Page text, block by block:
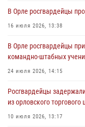
Жительница Мценска
31 июля 2026, 13:16
В Орле росгвардейцы
16 июля 2026, 13:38
В Орле росгвардейцы
командно-штабных
24 июля 2026, 14:15
Росгвардейцы
из орловского торгового
10 июля 2026, 13:17